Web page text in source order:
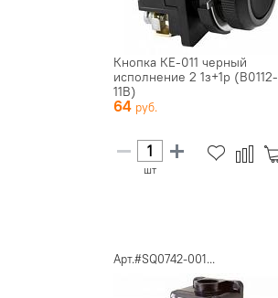
Кнопка КЕ-011 черный
исполнение 2 1з+1р (B0112-
11B)
64
шт
Арт.#SQ0742-001...